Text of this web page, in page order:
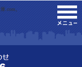
.com。